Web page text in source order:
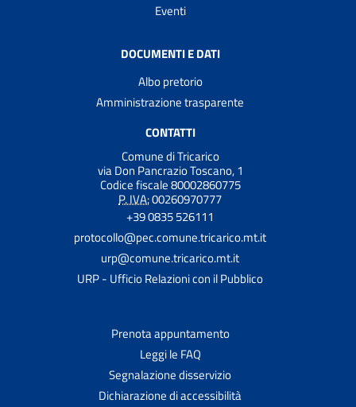
Eventi
DOCUMENTI E DATI
Albo pretorio
Amministrazione trasparente
CONTATTI
Comune di Tricarico
via Don Pancrazio Toscano, 1
Codice fiscale 80002860775
P. IVA:00260970777
+39 0835 526111
protocollo@pec.comune.tricarico.mt.it
urp@comune.tricarico.mt.it
URP - Ufficio Relazioni con il Pubblico
Prenota appuntamento
Leggi le FAQ
Segnalazione disservizio
Dichiarazione di accessibilità